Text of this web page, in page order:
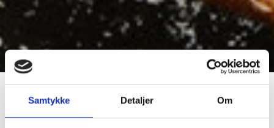
Samtykke Detaljer Om
Ingen animalske råvarer? – Intet